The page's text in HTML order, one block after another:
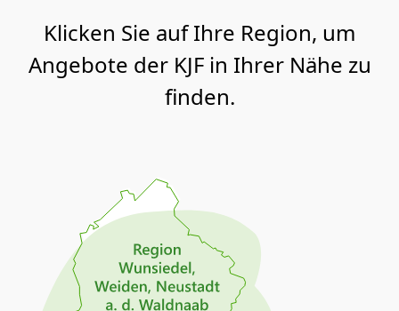
Klicken Sie auf Ihre Region, um
Angebote der KJF in Ihrer Nähe zu
finden.